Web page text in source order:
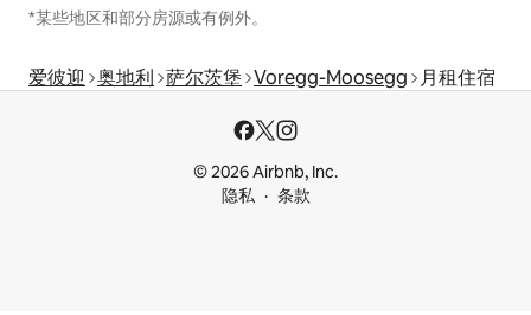
*某些地区和部分房源或有例外。
爱彼迎 奥地利 萨尔茨堡 Voregg-Moosegg 月租住宿
© 2026 Airbnb, Inc.
隐私
条款